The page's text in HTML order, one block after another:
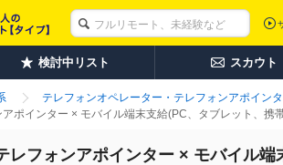
検討中リスト スカウト
テレフォンオペレーター・テレフォンアポイン
ポインター × モバイル端末支給(PC、タブレット、携
レフォンアポインター × モバイル